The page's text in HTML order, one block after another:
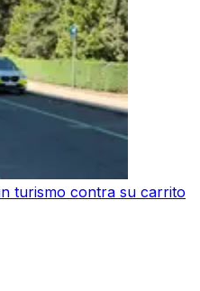
turismo contra su carrito